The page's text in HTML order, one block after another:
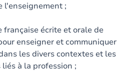
l'enseignement ;
française écrite et orale de
enseigner et communiquer
les divers contextes et les
à la profession ;